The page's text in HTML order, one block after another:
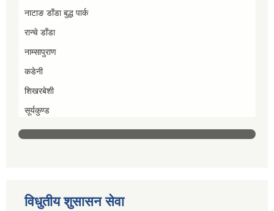
नाटाङ डाँडा बुद्ध पार्क
रान्चे डाँडा
नाम्सापुराण
कडेनी
शिखरबेशी
सूर्यकुण्ड
विधुतीय शुसासन सेवा